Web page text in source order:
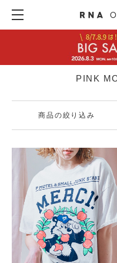
PINK
商品の絞り込み